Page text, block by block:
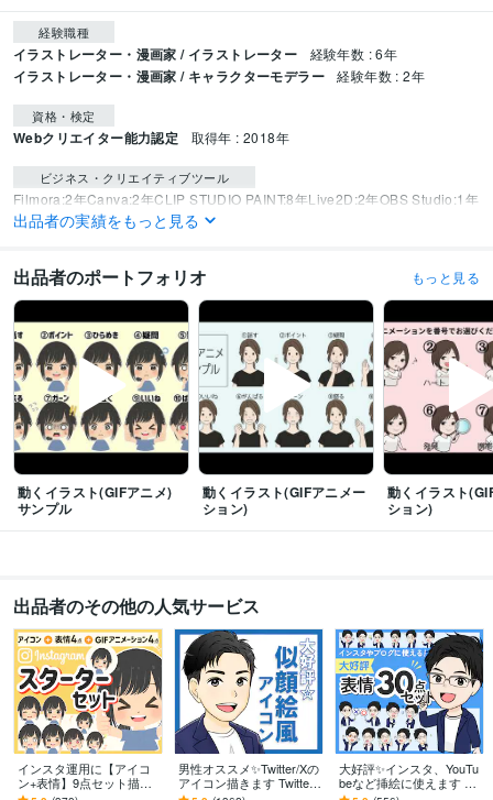
経験職種
イラストレーター・漫画家 / イラストレーター 経験年数 : 6年
イラストレーター・漫画家 / キャラクターモデラー 経験年数 : 2年
資格・検定
Webクリエイター能力認定 取得年 : 2018年
ビジネス・クリエイティブツール
Filmora:2年Canva:2年CLIP STUDIO PAINT:8年Live2D:2年OBS Studio:1年
Vtube Studio:2年
イラスト作成・漫画制作 アイコン 表情イラスト
Vtube
r・立ち絵・パーツ分け Vtuber・live2d・モデリング Vtuber 全行程フルサ
ポートセット
イラスト 似顔絵 アイコン Twitter インスタ Vtuber
モデリング
Live2D
立ち絵 パーツ分け
動画編集・映像制作 GIFアニメーション　イラスト作成
Instagram リール 動画 アニメーションgif ショート動画
出品者の実績をもっと見る
出品者のポートフォリオ もっと見る
動くイラスト(GIFアニメ)
サンプル
動くイラスト(GIFアニメー
ション)
動くイラスト
ション)
出品者のその他の人気サービス
インスタ運用に【アイコ
ン+表情】9点セット描き
男性オススメ✨Twitter/Xの
アイコン描きます Twitter/
大好評✨インスタ、YouTu
beなど挿絵に使えます イ